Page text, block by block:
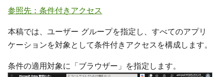
参照先：条件付きアクセス
本稿では、ユーザー グループを指定し、すべてのアプリ
ケーションを対象として条件付きアクセスを構成します。
条件の適用対象に「ブラウザー」を指定します。